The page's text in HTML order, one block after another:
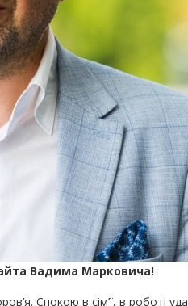
Вадима Марковича!
Спокою в сім’ї, в роботі